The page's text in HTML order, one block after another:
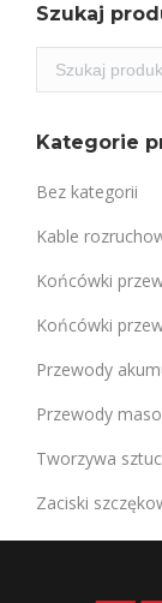
Szukaj
Kategorie
Bez kategorii
Kable
Końcówki
Końcówki
Przewody
Przewody
Tworzywa
Zaciski